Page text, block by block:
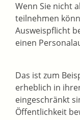
Wenn Sie nicht
teilnehmen
Ausweispflicht
einen
Das ist zum
erheblich in
eingeschränkt
Öffentlichkeit